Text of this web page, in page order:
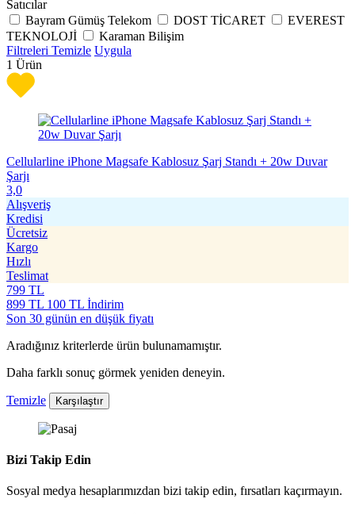
Satıcılar
Bayram Gümüş Telekom
DOST TİCARET
EVEREST
TEKNOLOJİ
Karaman Bilişim
Filtreleri Temizle Uygula
1 Ürün
Cellularline iPhone Magsafe Kablosuz Şarj Standı + 20w Duvar
Şarjı
3,0
Alışveriş
Kredisi
Ücretsiz
Kargo
Hızlı
Teslimat
799 TL
899 TL 100 TL İndirim
Son 30 günün en düşük fiyatı
Aradığınız kriterlerde ürün bulunamamıştır.
Daha farklı sonuç görmek yeniden deneyin.
Temizle Karşılaştır
Bizi Takip Edin
Sosyal medya hesaplarımızdan bizi takip edin, fırsatları kaçırmayın.